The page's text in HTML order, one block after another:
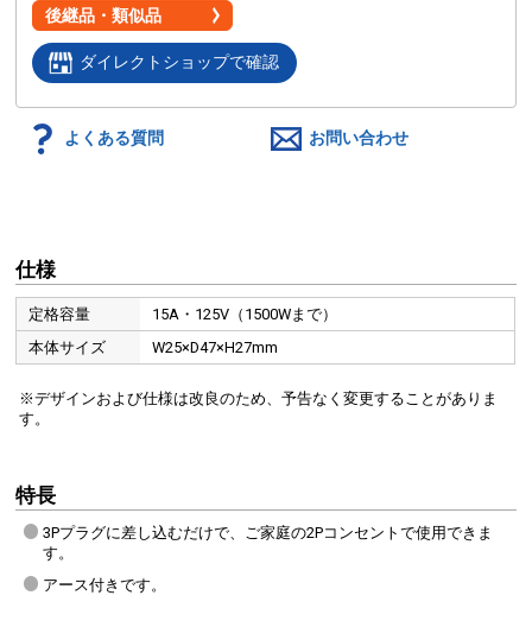
後継品・類似品
ダイレクトショップで確認
よくある質問 お問い合わせ
仕様
定格容量
15A・125V（1500Wまで）
本体サイズ
W25×D47×H27mm
※デザインおよび仕様は改良のため、予告なく変更することがありま
す。
特長
3Pプラグに差し込むだけで、ご家庭の2Pコンセントで使用できま
す。
アース付きです。